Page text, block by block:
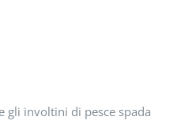
gli involtini di pesce spada